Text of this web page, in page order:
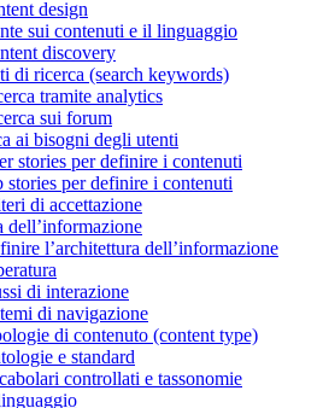
design
sui contenuti e il linguaggio
discovery
di ricerca (search keywords)
tramite analytics
sui forum
ai bisogni degli utenti
stories per definire i contenuti
stories per definire i contenuti
di accettazione
dell’informazione
l’architettura dell’informazione
di interazione
di navigazione
di contenuto (content type)
e standard
controllati e tassonomie